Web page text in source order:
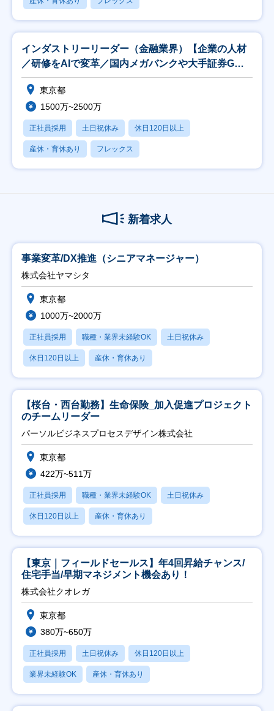
インダストリーリーダー（金融業界）【企業の人材
／研修をAIで変革／国内メガバンクや大手証券Gへ
提案】
東京都
1500万~2500万
正社員採用 土日祝休み 休日120日以上
産休・育休あり フレックス
新着求人
事業変革/DX推進（シニアマネージャー）
株式会社ヤマシタ
東京都
1000万~2000万
正社員採用 職種・業界未経験OK 土日祝休み
休日120日以上 産休・育休あり
【桜台・西台勤務】生命保険_加入促進プロジェクト
のチームリーダー
パーソルビジネスプロセスデザイン株式会社
東京都
422万~511万
正社員採用 職種・業界未経験OK 土日祝休み
休日120日以上 産休・育休あり
【東京｜フィールドセールス】年4回昇給チャンス/
住宅手当/早期マネジメント機会あり！
株式会社クオレガ
東京都
380万~650万
正社員採用 土日祝休み 休日120日以上
業界未経験OK 産休・育休あり